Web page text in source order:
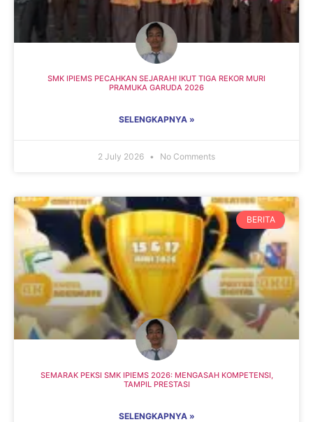
SMK IPIEMS PECAHKAN SEJARAH! IKUT TIGA REKOR MURI
PRAMUKA GARUDA 2026
SELENGKAPNYA »
2 July 2026 No Comments
BERITA
SEMARAK PEKSI SMK IPIEMS 2026: MENGASAH KOMPETENSI,
TAMPIL PRESTASI
SELENGKAPNYA »